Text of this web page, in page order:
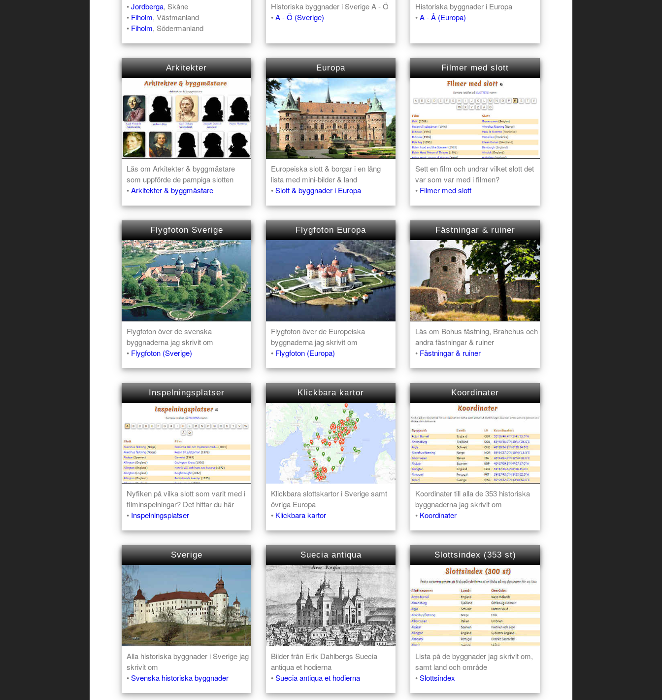
•Jordberga, Skåne
• Fiholm, Västmanland
• Fiholm, Södermanland
Historiska byggnader i Sverige A - Ö
•A - Ö (Sverige)
Historiska byggnader i Europa
•A - Å (Europa)
Arkitekter
Läs om Arkitekter & byggmästare
som uppförde de pampiga slotten
•Arkitekter & byggmästare
Europa
Europeiska slott & borgar i en lång
lista med mini-bilder & land
•Slott & byggnader i Europa
Filmer med slott
Sett en film och undrar vilket slott det
var som var med i filmen?
• Filmer med slott
Flygfoton Sverige
Flygfoton över de svenska
byggnaderna jag skrivit om
• Flygfoton (Sverige)
Flygfoton Europa
Flygfoton över de Europeiska
byggnaderna jag skrivit om
• Flygfoton (Europa)
Fästningar & ruiner
Läs om Bohus fästning, Brahehus och
andra fästningar & ruiner
• Fästningar & ruiner
Inspelningsplatser
Nyfiken på vilka slott som varit med i
filminspelningar? Det hittar du här
• Inspelningsplatser
Klickbara kartor
Klickbara slottskartor i Sverige samt
övriga Europa
• Klickbara kartor
Koordinater
Koordinater till alla de 353 historiska
byggnaderna jag skrivit om
• Koordinater
Sverige
Alla historiska byggnader i Sverige jag
skrivit om
•Svenska historiska byggnader
Suecia antiqua
Bilder från Erik Dahlbergs Suecia
antiqua et hodierna
•Suecia antiqua et hodierna
Slottsindex (353 st)
Lista på de byggnader jag skrivit om,
samt land och område
•Slottsindex